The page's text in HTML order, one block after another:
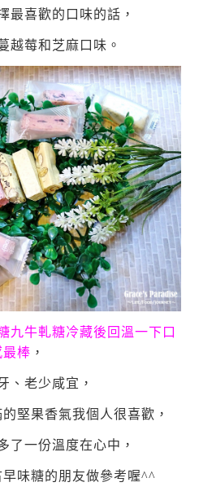
最喜歡的口味的話，
越莓和芝麻口味。
九牛軋糖冷藏後回溫一下口
最棒 ，
、老少咸宜，
堅果香氣我個人很喜歡，
了一份溫度在心中，
味糖的朋友做參考喔^^